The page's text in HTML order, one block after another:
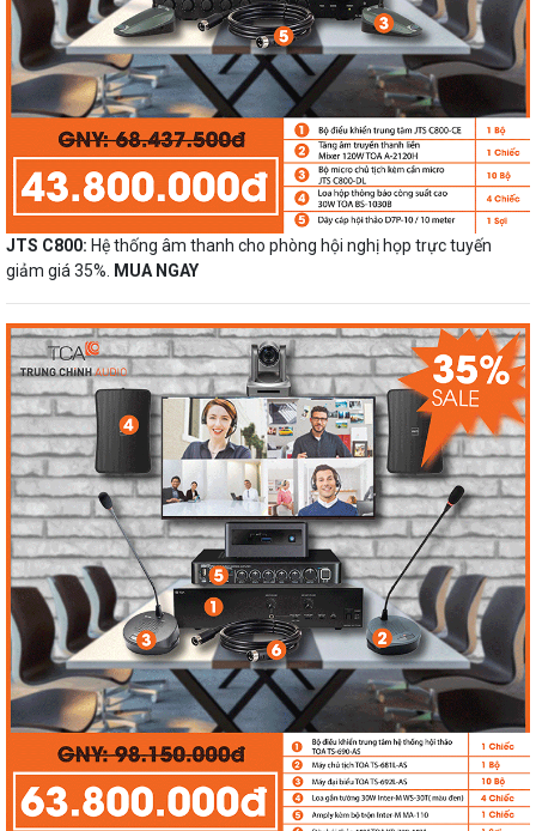
JTS C800: Hệ thống âm thanh cho phòng hội nghị họp trực tuyến
giảm giá 35%. MUA NGAY